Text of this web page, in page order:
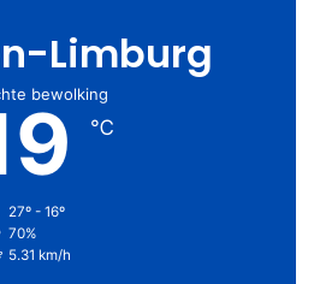
Limburg
bewolking
℃
27º - 16º
70%
5.31 km/h